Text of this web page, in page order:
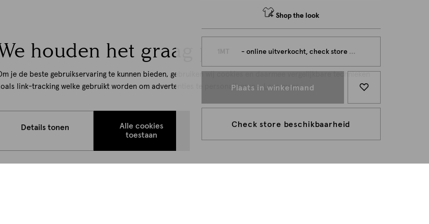
houden het graag persoonlijk
je de beste gebruikservaring te kunnen bieden, gebruiken wij cookies en daarmee vergelijkbare technieken
link-tracking welke gebruikt worden om advertenties te personaliseren... Lees meer
Details tonen
Alle cookies
toestaan
Shop the look
- online uitverkocht, check store beschikbaarheid
Plaats in winkelmand
Check store beschikbaarheid